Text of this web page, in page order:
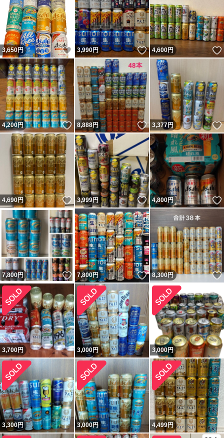
3,650円 いいね！
3,990円 いいね！
4,600円
4,200円 いいね！
8,888円 いいね！
3,377円
4,690円 いいね！
3,999円 いいね！
4,800円
7,800円 いいね！
7,800円 いいね！
8,300円
3,700円 3,000円 3,000円
3,300円 3,000円 4,499円